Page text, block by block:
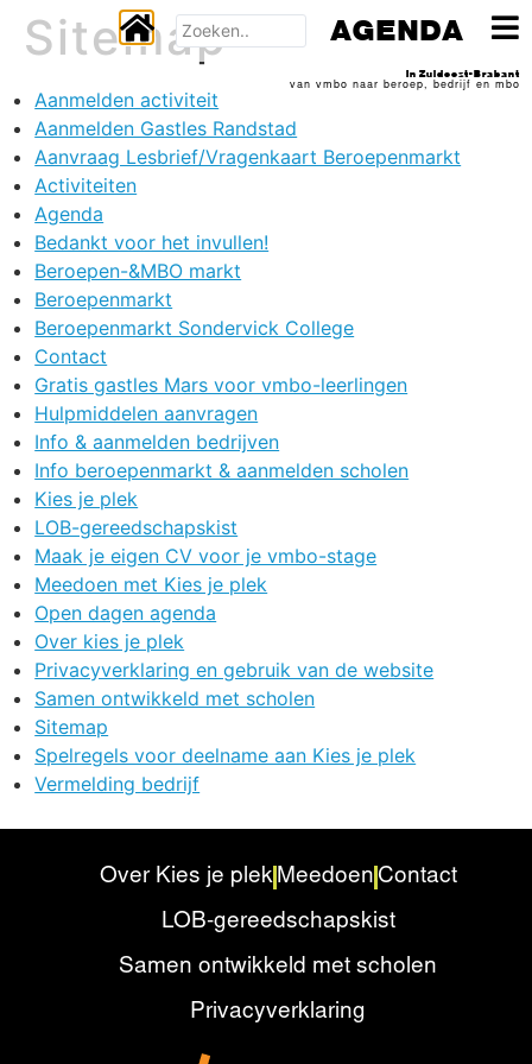
Sitemap
Aanmelden activiteit
Aanmelden Gastles Randstad
Aanvraag Lesbrief/Vragenkaart Beroepenmarkt
Activiteiten
Agenda
Bedankt voor het invullen!
Beroepen-&MBO markt
Beroepenmarkt
Beroepenmarkt Sondervick College
Contact
Gratis gastles Mars voor vmbo-leerlingen
Hulpmiddelen aanvragen
Info & aanmelden bedrijven
Info beroepenmarkt & aanmelden scholen
Kies je plek
LOB-gereedschapskist
Maak je eigen CV voor je vmbo-stage
Meedoen met Kies je plek
Open dagen agenda
Over kies je plek
Privacyverklaring en gebruik van de website
Samen ontwikkeld met scholen
Sitemap
Spelregels voor deelname aan Kies je plek
Vermelding bedrijf
Over Kies je plek Meedoen Contact
LOB-gereedschapskist
Samen ontwikkeld met scholen
Privacyverklaring
AGENDA
In Zuidoost-Brabant
van vmbo naar beroep, bedrijf en mbo